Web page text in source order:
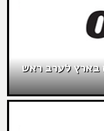
בארץ לערב ראש